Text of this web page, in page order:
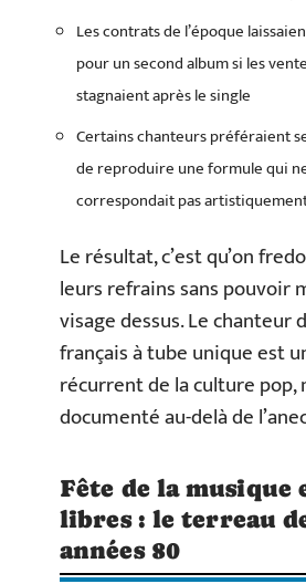
Les contrats de l’époque
pour un second album si les
stagnaient après le single
Certains chanteurs préféraient
de reproduire une formule qui
correspondait pas
Le résultat, c’est qu’on
leurs refrains sans pouvoir
visage dessus. Le chanteur
français à tube unique est
récurrent de la culture
documenté au-delà de
Fête de la musique
libres : le terreau
années 80